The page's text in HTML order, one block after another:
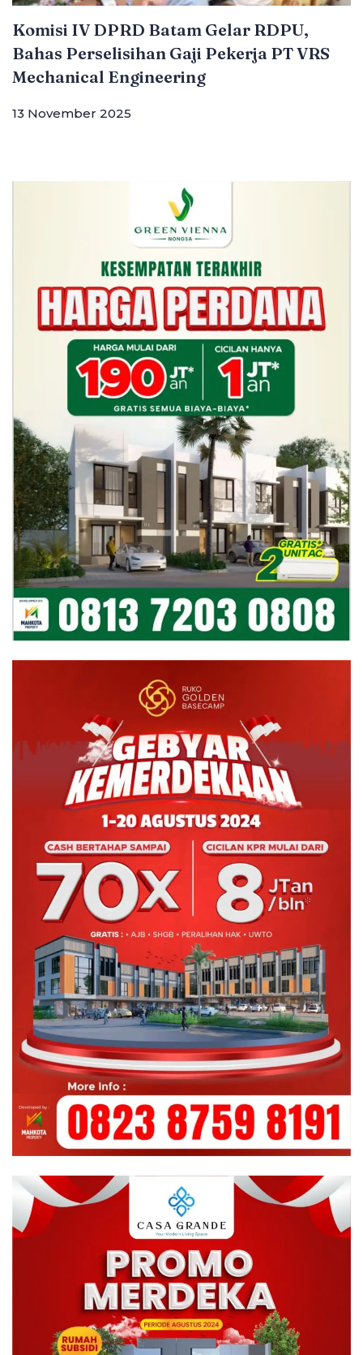
Komisi IV DPRD Batam Gelar RDPU,
Bahas Perselisihan Gaji Pekerja PT VRS
Mechanical Engineering
13 November 2025